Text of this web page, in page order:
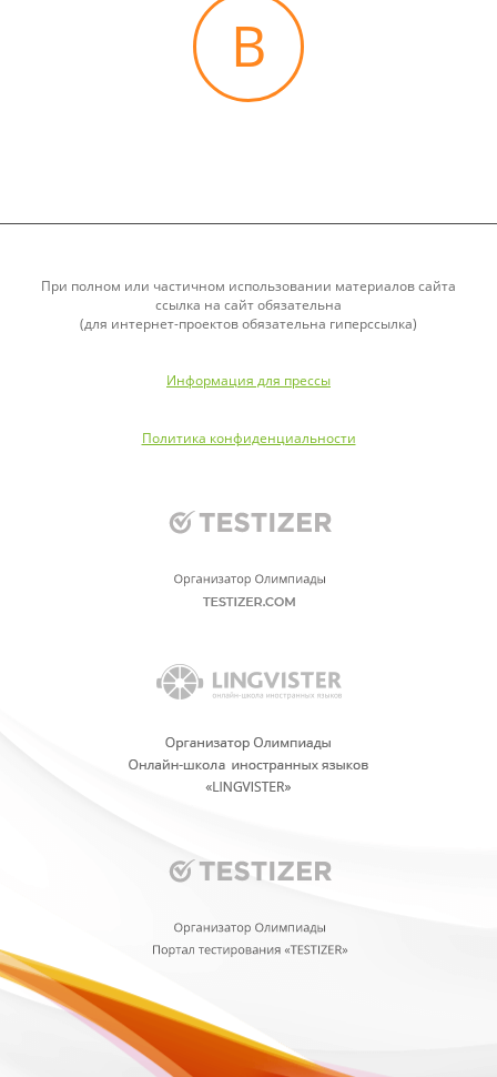
В
При полном или частичном использовании материалов сайта
ссылка на сайт обязательна
(для интернет-проектов обязательна гиперссылка)
Информация для прессы
Политика конфиденциальности